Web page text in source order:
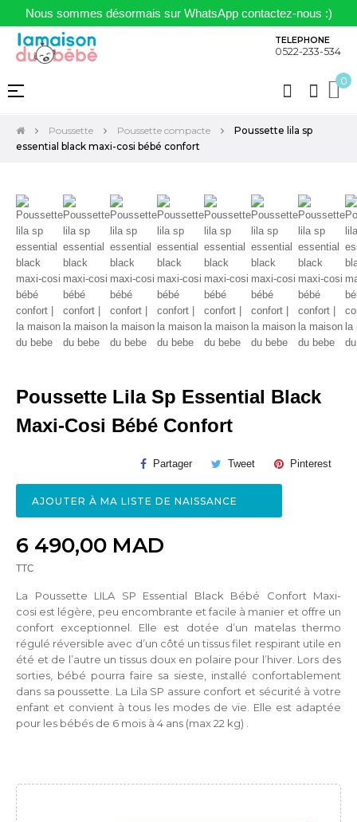
Nous sommes désormais sur WhatsApp contactez-nous :)
TELEPHONE
0522-233-534
0
Basculer
navigation
☰
Poussette Poussette compacte
Poussette lila sp
essential black maxi-cosi bébé confort
Poussette Lila Sp Essential Black
Maxi-Cosi Bébé Confort
Partager Tweet Pinterest
AJOUTER À MA LISTE DE NAISSANCE
6 490,00 MAD
TTC
La Poussette LILA SP Essential Black Bébé Confort Maxi-
cosi est légère, peu encombrante et facile à manier et offre un
confort exceptionnel. Elle est dotée d’un matelas thermo
régulé réversible avec d’un côté un tissus filet respirant utile en
été et de l’autre un tissus doux en polaire pour l’hiver. Lors des
sorties, bébé pourra faire sa sieste, installé confortablement
dans sa poussette. La Lila SP assure confort et sécurité à votre
enfant et convient à tous les modes de vie. Elle est adaptée
pour les bébés de 6 mois à 4 ans (max 22 kg) .